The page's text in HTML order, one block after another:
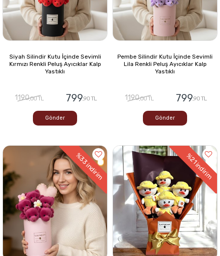
Siyah Silindir Kutu İçinde Sevimli
Kırmızı Renkli Peluş Ayıcıklar Kalp
Yastıklı
1190,00 TL 799,90 TL
Gönder
Pembe Silindir Kutu İçinde Sevimli
Lila Renkli Peluş Ayıcıklar Kalp
Yastıklı
1190,00 TL 799,90 TL
Gönder
%33
indirim
%21
indirim